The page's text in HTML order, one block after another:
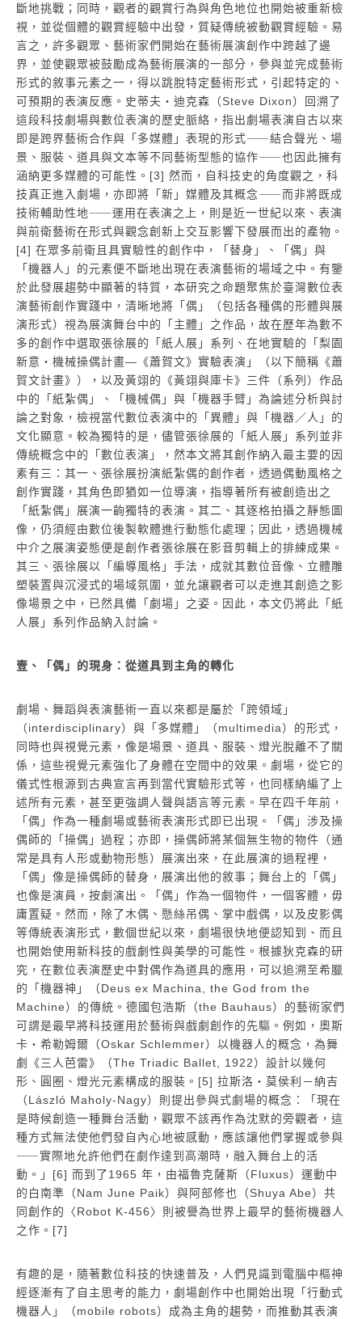
斷地挑戰；同時，觀者的觀賞行為與角色地位也開始被重新檢
視，並從個體的觀賞經驗中出發，質疑傳統被動觀賞經驗。易
言之，許多觀眾、藝術家們開始在藝術展演創作中跨越了邊
界，並使觀眾被鼓勵成為藝術展演的一部分，參與並完成藝術
形式的敘事元素之一，得以跳脫特定藝術形式，引起特定的、
可預期的表演反應。史蒂夫・迪克森（Steve Dixon）回溯了
這段科技劇場與數位表演的歷史脈絡，指出劇場表演自古以來
即是跨界藝術合作與「多媒體」表現的形式⸺結合聲光、場
景、服裝、道具與文本等不同藝術型態的協作⸺也因此擁有
涵納更多媒體的可能性。[3] 然而，自科技史的角度觀之，科
技真正進入劇場，亦即將「新」媒體及其概念⸺而非將既成
技術輔助性地⸺運用在表演之上，則是近一世紀以來、表演
與前衛藝術在形式與觀念創新上交互影響下發展而出的產物。
[4] 在眾多前衛且具實驗性的創作中，「替身」、「偶」與
「機器人」的元素便不斷地出現在表演藝術的場域之中。有鑒
於此發展趨勢中顯著的特質，本研究之命題聚焦於臺灣數位表
演藝術創作實踐中，清晰地將「偶」（包括各種偶的形體與展
演形式）視為展演舞台中的「主體」之作品，故在歷年為數不
多的創作中選取張徐展的「紙人展」系列、在地實驗的「梨園
新意・機械操偶計畫―《蕭賀文》實驗表演」（以下簡稱《蕭
賀文計畫》），以及黃翊的《黃翊與庫卡》三件（系列）作品
中的「紙紮偶」、「機械偶」與「機器手臂」為論述分析與討
論之對象，檢視當代數位表演中的「異體」與「機器／人」的
文化顯意。較為獨特的是，儘管張徐展的「紙人展」系列並非
傳統概念中的「數位表演」，然本文將其創作納入最主要的因
素有三：其一、張徐展扮演紙紮偶的創作者，透過偶動風格之
創作實踐，其角色即猶如一位導演，指導著所有被創造出之
「紙紮偶」展演一齣獨特的表演。其二、其逐格拍攝之靜態圖
像，仍須經由數位後製軟體進行動態化處理；因此，透過機械
中介之展演姿態便是創作者張徐展在影音剪輯上的排練成果。
其三、張徐展以「編導風格」手法，成就其數位音像、立體雕
塑裝置與沉浸式的場域氛圍，並允讓觀者可以走進其創造之影
像場景之中，已然具備「劇場」之姿。因此，本文仍將此「紙
人展」系列作品納入討論。
壹、「偶」的現身：從道具到主角的轉化
劇場、舞蹈與表演藝術一直以來都是屬於「跨領域」
（interdisciplinary）與「多媒體」（multimedia）的形式，
同時也與視覺元素，像是場景、道具、服裝、燈光脫離不了關
係，這些視覺元素強化了身體在空間中的效果。劇場，從它的
儀式性根源到古典宣言再到當代實驗形式等，也同樣納編了上
述所有元素，甚至更強調人聲與語言等元素。早在四千年前，
「偶」作為一種劇場或藝術表演形式即已出現。「偶」涉及操
偶師的「操偶」過程；亦即，操偶師將某個無生物的物件（通
常是具有人形或動物形態）展演出來，在此展演的過程裡，
「偶」像是操偶師的替身，展演出他的敘事；舞台上的「偶」
也像是演員，按劇演出。「偶」作為一個物件，一個客體，毋
庸置疑。然而，除了木偶、懸絲吊偶、掌中戲偶，以及皮影偶
等傳統表演形式，數個世紀以來，劇場很快地便認知到、而且
也開始使用新科技的戲劇性與美學的可能性。根據狄克森的研
究，在數位表演歷史中對偶作為道具的應用，可以追溯至希臘
的「機器神」（Deus ex Machina, the God from the
Machine）的傳統。德國包浩斯（the Bauhaus）的藝術家們
可謂是最早將科技運用於藝術與戲劇創作的先驅。例如，奧斯
卡・希勒姆爾（Oskar Schlemmer）以機器人的概念，為舞
劇《三人芭雷》（The Triadic Ballet, 1922）設計以幾何
形、圓圈、燈光元素構成的服裝。[5] 拉斯洛・莫侯利－納吉
（László Maholy-Nagy）則提出參與式劇場的概念：「現在
是時候創造一種舞台活動，觀眾不該再作為沈默的旁觀者，這
種方式無法使他們發自內心地被感動，應該讓他們掌握或參與
⸺實際地允許他們在劇作達到高潮時，融入舞台上的活
動。」[6] 而到了1965 年，由福魯克薩斯（Fluxus）運動中
的白南準（Nam June Paik）與阿部修也（Shuya Abe）共
同創作的〈Robot K-456〉則被譽為世界上最早的藝術機器人
之作。[7]
有趣的是，隨著數位科技的快速普及，人們見識到電腦中樞神
經逐漸有了自主思考的能力，劇場創作中也開始出現「行動式
機器人」（mobile robots）成為主角的趨勢，而推動其表演